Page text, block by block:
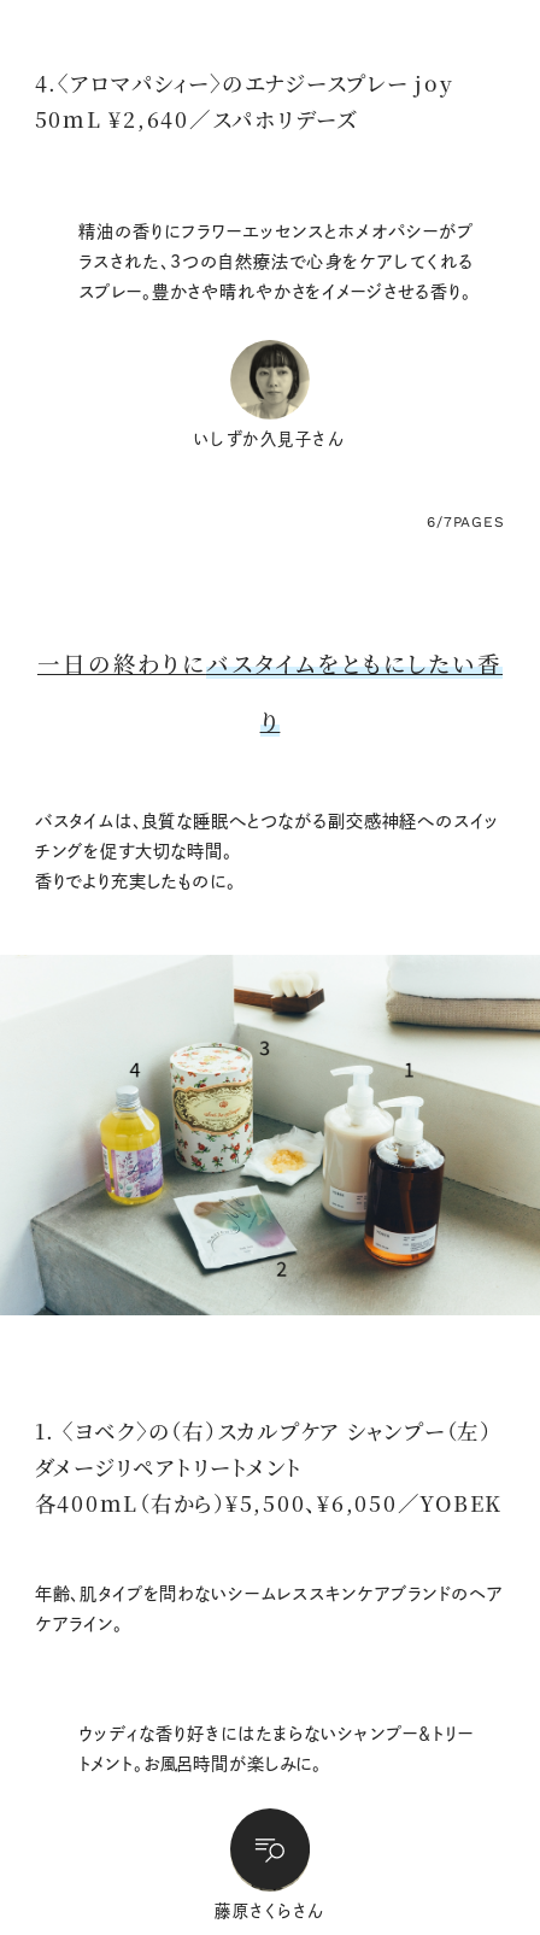
4.〈アロマパシィー〉のエナジースプレー joy
50ｍL ¥2,640／スパホリデーズ
精油の香りにフラワーエッセンスとホメオパシーがプ
ラスされた、3つの自然療法で心身をケアしてくれる
スプレー。豊かさや晴れやかさをイメージさせる香り。
いしずか久見子さん
6/7PAGES
一日の終わりにバスタイムをともにしたい香
り
バスタイムは、良質な睡眠へとつながる副交感神経へのスイッ
チングを促す大切な時間。
香りでより充実したものに。
1. 〈ヨベク〉の（右）スカルプケア シャンプー（左）
ダメージリペアトリートメント
各400ｍL（右から）¥5,500、¥6,050／YOBEK
年齢、肌タイプを問わないシームレススキンケアブランドのヘア
ケアライン。
ウッディな香り好きにはたまらないシャンプー＆トリー
トメント。お風呂時間が楽しみに。
藤原さくらさん